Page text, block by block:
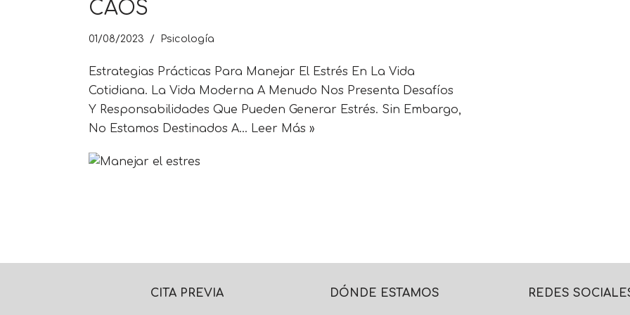
CAOS
01/08/2023 Psicología
Estrategias Prácticas Para Manejar El Estrés En La Vida
Cotidiana. La Vida Moderna A Menudo Nos Presenta Desafíos
Y Responsabilidades Que Pueden Generar Estrés. Sin Embargo,
No Estamos Destinados A… Leer Más »
CITA PREVIA DÓNDE ESTAMOS REDES